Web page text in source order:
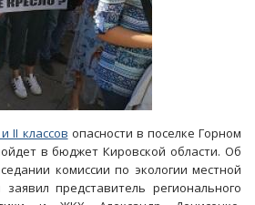
II классов опасности в поселке Горном
в бюджет Кировской области. Об
комиссии по экологии местной
представитель регионального